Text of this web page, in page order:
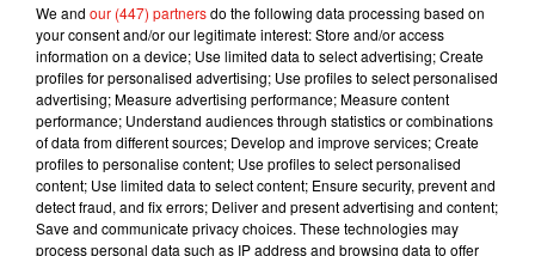
Publié : 12 mars 2019 à 13h02 par Virgil Bauchaud
de trajet domicile–travail souvent long, le temps
passé devant les écrans, mais aussi le bruit et la
pollution lumineuse.
Mundo Latino
Le fourmilier géant fait son retour
We and our (447) partnersdo the following data processing based on
your consent and/or our legitimate interest: Store and/or access
information on a device; Use limited data to select advertising; Create
profiles for personalised advertising; Use profiles to select personalised
advertising; Measure advertising performance; Measure content
performance; Understand audiences through statistics or combinations
of data from different sources; Develop and improve services; Create
profiles to personalise content; Use profiles to select personalised
content; Use limited data to select content; Ensure security, prevent and
detect fraud, and fix errors; Deliver and present advertising and content;
Save and communicate privacy choices. These technologies may
process personal data such as IP address and browsing data to offer